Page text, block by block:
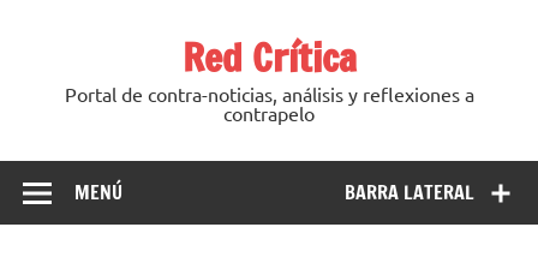
Red Crítica
Portal de contra-noticias, análisis y reflexiones a
contrapelo
BARRA LATERAL
MENÚ